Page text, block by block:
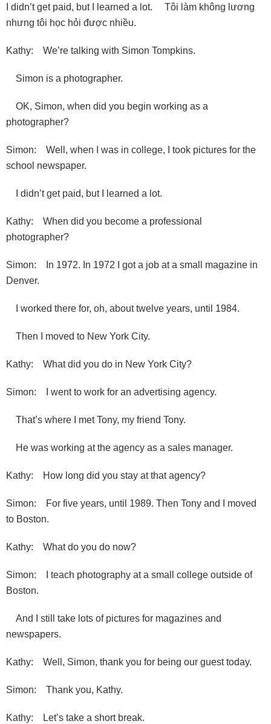
I didn’t get paid, but I learned a lot. Tôi làm không lương
nhưng tôi học hỏi được nhiều.
Kathy: We’re talking with Simon Tompkins.
Simon is a photographer.
OK, Simon, when did you begin working as a
photographer?
Simon: Well, when I was in college, I took pictures for the
school newspaper.
I didn’t get paid, but I learned a lot.
Kathy: When did you become a professional
photographer?
Simon: In 1972. In 1972 I got a job at a small magazine in
Denver.
I worked there for, oh, about twelve years, until 1984.
Then I moved to New York City.
Kathy: What did you do in New York City?
Simon: I went to work for an advertising agency.
That’s where I met Tony, my friend Tony.
He was working at the agency as a sales manager.
Kathy: How long did you stay at that agency?
Simon: For five years, until 1989. Then Tony and I moved
to Boston.
Kathy: What do you do now?
Simon: I teach photography at a small college outside of
Boston.
And I still take lots of pictures for magazines and
newspapers.
Kathy: Well, Simon, thank you for being our guest today.
Simon: Thank you, Kathy.
Kathy: Let’s take a short break.